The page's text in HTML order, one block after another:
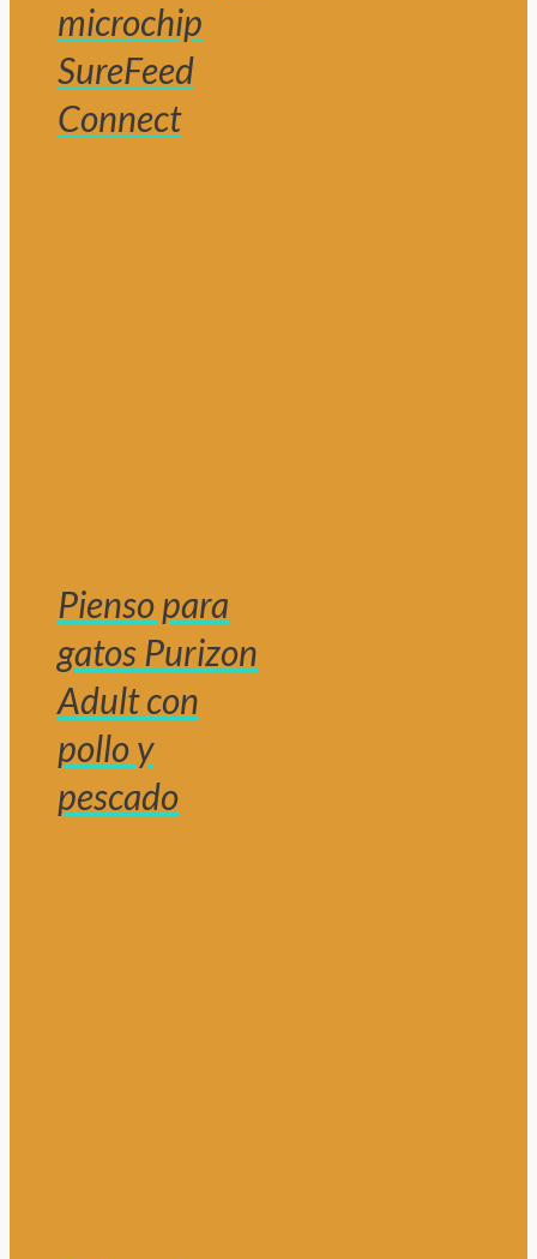
microchip
SureFeed
Connect
Pienso para
gatos Purizon
Adult con
pollo y
pescado